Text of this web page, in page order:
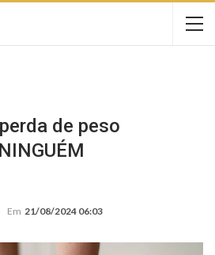
de peso
Em 21/08/2024 06:03